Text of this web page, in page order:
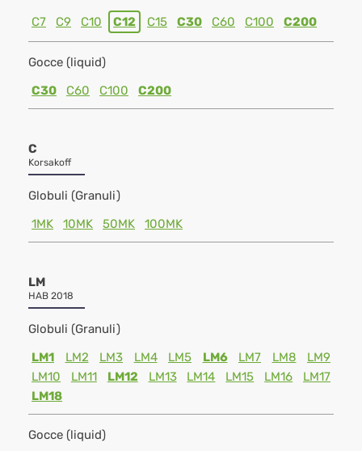
C7 C9 C10 C12 C15 C30 C60 C100 C200
Gocce (liquid)
C30
C60 C100 C200
C
Korsakoff
Globuli (Granuli)
1MK
10MK 50MK 100MK
LM
HAB 2018
Globuli (Granuli)
LM1
LM2 LM3 LM4 LM5 LM6 LM7 LM8
LM9
LM10
LM11 LM12 LM13 LM14 LM15 LM16
LM17
LM18
Gocce (liquid)